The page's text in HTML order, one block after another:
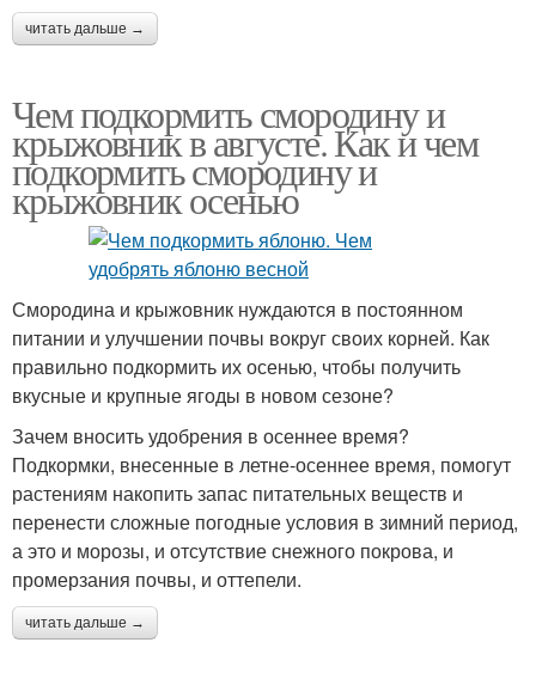
читать дальше →
Чем подкормить смородину и
крыжовник в августе. Как и чем
подкормить смородину и
крыжовник осенью
Смородина и крыжовник нуждаются в постоянном
питании и улучшении почвы вокруг своих корней. Как
правильно подкормить их осенью, чтобы получить
вкусные и крупные ягоды в новом сезоне?
Зачем вносить удобрения в осеннее время?
Подкормки, внесенные в летне-осеннее время, помогут
растениям накопить запас питательных веществ и
перенести сложные погодные условия в зимний период,
а это и морозы, и отсутствие снежного покрова, и
промерзания почвы, и оттепели.
читать дальше →